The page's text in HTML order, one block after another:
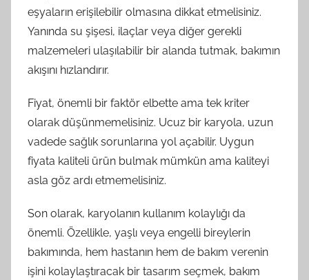
eşyaların erişilebilir olmasına dikkat etmelisiniz.
Yanında su şişesi, ilaçlar veya diğer gerekli
malzemeleri ulaşılabilir bir alanda tutmak, bakımın
akışını hızlandırır.
Fiyat, önemli bir faktör elbette ama tek kriter
olarak düşünmemelisiniz. Ucuz bir karyola, uzun
vadede sağlık sorunlarına yol açabilir. Uygun
fiyata kaliteli ürün bulmak mümkün ama kaliteyi
asla göz ardı etmemelisiniz.
Son olarak, karyolanın kullanım kolaylığı da
önemli. Özellikle, yaşlı veya engelli bireylerin
bakımında, hem hastanın hem de bakım verenin
işini kolaylaştıracak bir tasarım seçmek, bakım